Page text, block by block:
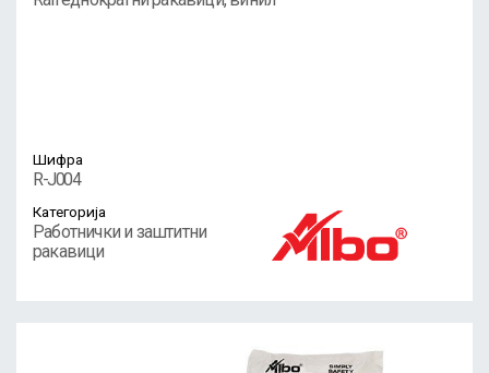
Шифра
R-J004
Категорија
Работнички и заштитни
ракавици